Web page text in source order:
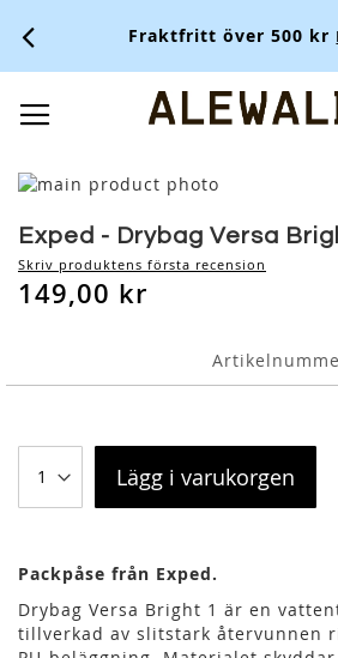
Fraktfritt över 500 kr
Skip
the
end
of
the
to
the
beginning
of
Exped - Drybag Versa
Skriv produktens första recension
149,00 kr
Lägg i varukorgen
Packpåse från Exped.
Drybag Versa Bright 1 är en
tillverkad av slitstark återvunnen